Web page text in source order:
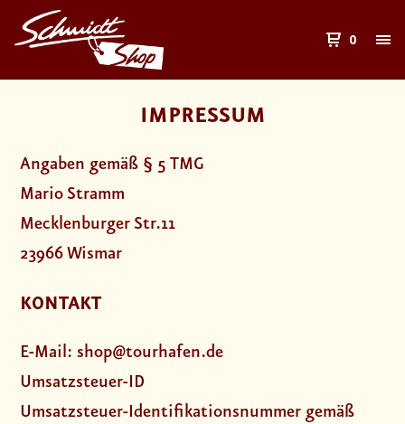
0
IMPRESSUM
Anga­ben gemäß § 5 TMG
Mario Stramm
Meck­len­bur­ger Str.11
23966 Wis­mar
KONTAKT
E-Mail: shop@tourhafen.de
Umsatz­steu­er-ID
Umsatz­steu­er-Iden­ti­fi­ka­ti­ons­num­mer gemäß